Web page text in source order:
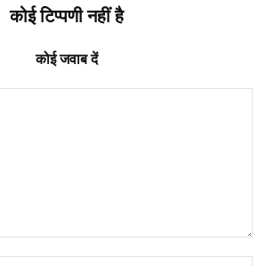
कोई टिप्पणी नहीं है
कोई जवाब दें